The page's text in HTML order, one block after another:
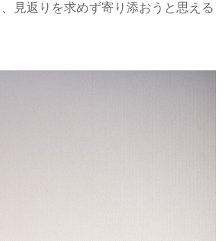
見返りを求めず寄り添おうと思える